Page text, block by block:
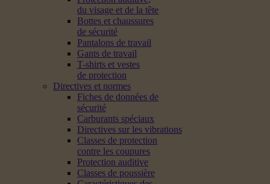
du visage et de la tête
Bottes et chaussures
de sécurité
Pantalons de travail
Gants de travail
T-shirts et vestes
de protection
Directives et normes
Fiches de données de
sécurité
Carburants spéciaux
Directives sur les vibrations
Classes de protection
contre les coupures
Protection auditive
Classes de poussière